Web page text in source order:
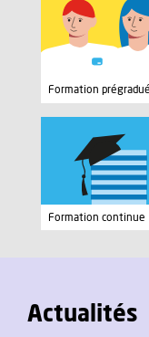
Formation
Formation continue
Actualités